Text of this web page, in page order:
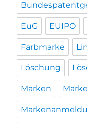
EuG EUIPO
Farbmarke
Löschung
Marken